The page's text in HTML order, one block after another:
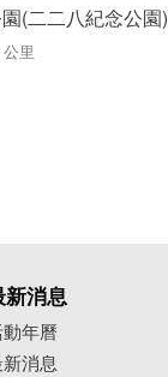
(二二八紀念公園)
里
新消息
年曆
消息